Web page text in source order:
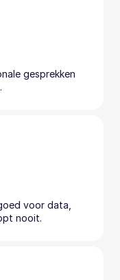
gesprekken
voor data,
nooit.